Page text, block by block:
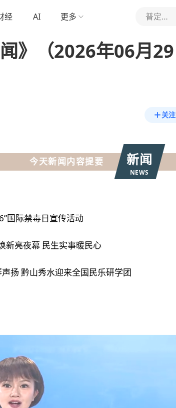
经 AI 更多 普定融媒
闻》（2026年06月29
关注
今天新闻内容提要 新闻
NEWS
国际禁毒日宣传活动
新亮夜幕 民生实事暖民心
扬 黔山秀水迎来全国民乐研学团